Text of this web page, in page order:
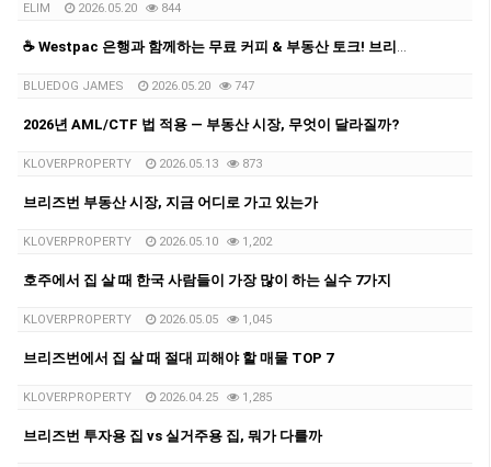
ELIM 2026.05.20 844
☕ Westpac 은행과 함께하는 무료 커피 & 부동산 토크! 브리즈번 부동산·홈론·투자 상담 진행
BLUEDOG JAMES 2026.05.20 747
2026년 AML/CTF 법 적용 — 부동산 시장, 무엇이 달라질까?
KLOVERPROPERTY 2026.05.13 873
브리즈번 부동산 시장, 지금 어디로 가고 있는가
KLOVERPROPERTY 2026.05.10 1,202
호주에서 집 살 때 한국 사람들이 가장 많이 하는 실수 7가지
KLOVERPROPERTY 2026.05.05 1,045
브리즈번에서 집 살 때 절대 피해야 할 매물 TOP 7
KLOVERPROPERTY 2026.04.25 1,285
브리즈번 투자용 집 vs 실거주용 집, 뭐가 다를까